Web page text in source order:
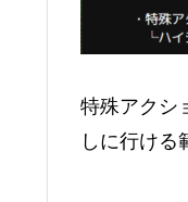
特殊アクシ
しに行ける